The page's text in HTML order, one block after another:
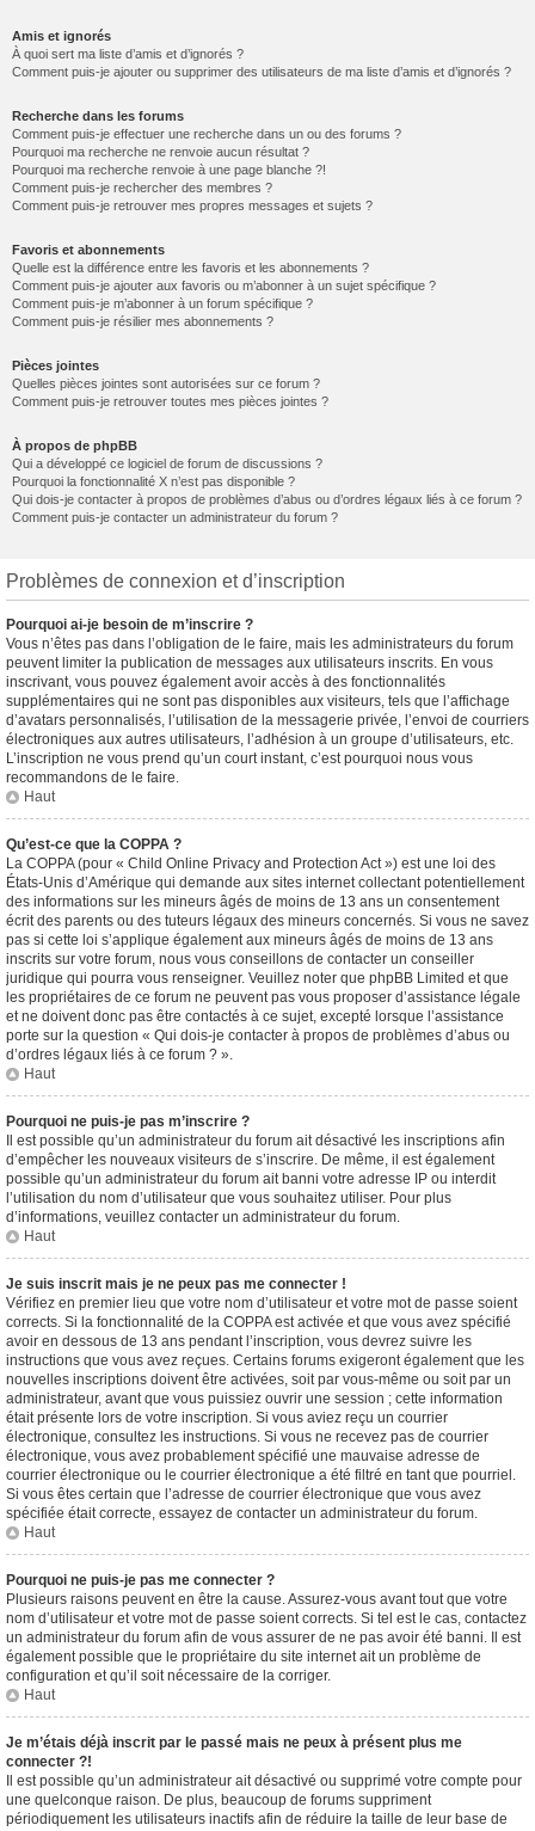
Amis et ignorés
À quoi sert ma liste d’amis et d’ignorés ?
Comment puis-je ajouter ou supprimer des utilisateurs de ma liste d’amis et d’ignorés ?
Recherche dans les forums
Comment puis-je effectuer une recherche dans un ou des forums ?
Pourquoi ma recherche ne renvoie aucun résultat ?
Pourquoi ma recherche renvoie à une page blanche ?!
Comment puis-je rechercher des membres ?
Comment puis-je retrouver mes propres messages et sujets ?
Favoris et abonnements
Quelle est la différence entre les favoris et les abonnements ?
Comment puis-je ajouter aux favoris ou m’abonner à un sujet spécifique ?
Comment puis-je m’abonner à un forum spécifique ?
Comment puis-je résilier mes abonnements ?
Pièces jointes
Quelles pièces jointes sont autorisées sur ce forum ?
Comment puis-je retrouver toutes mes pièces jointes ?
À propos de phpBB
Qui a développé ce logiciel de forum de discussions ?
Pourquoi la fonctionnalité X n’est pas disponible ?
Qui dois-je contacter à propos de problèmes d’abus ou d’ordres légaux liés à ce forum ?
Comment puis-je contacter un administrateur du forum ?
Problèmes de connexion et d’inscription
Pourquoi ai-je besoin de m’inscrire ?
Vous n’êtes pas dans l’obligation de le faire, mais les administrateurs du forum
peuvent limiter la publication de messages aux utilisateurs inscrits. En vous
inscrivant, vous pouvez également avoir accès à des fonctionnalités
supplémentaires qui ne sont pas disponibles aux visiteurs, tels que l’affichage
d’avatars personnalisés, l’utilisation de la messagerie privée, l’envoi de courriers
électroniques aux autres utilisateurs, l’adhésion à un groupe d’utilisateurs, etc.
L’inscription ne vous prend qu’un court instant, c’est pourquoi nous vous
recommandons de le faire.
Haut
Qu’est-ce que la COPPA ?
La COPPA (pour « Child Online Privacy and Protection Act ») est une loi des
États-Unis d’Amérique qui demande aux sites internet collectant potentiellement
des informations sur les mineurs âgés de moins de 13 ans un consentement
écrit des parents ou des tuteurs légaux des mineurs concernés. Si vous ne savez
pas si cette loi s’applique également aux mineurs âgés de moins de 13 ans
inscrits sur votre forum, nous vous conseillons de contacter un conseiller
juridique qui pourra vous renseigner. Veuillez noter que phpBB Limited et que
les propriétaires de ce forum ne peuvent pas vous proposer d’assistance légale
et ne doivent donc pas être contactés à ce sujet, excepté lorsque l’assistance
porte sur la question « Qui dois-je contacter à propos de problèmes d’abus ou
d’ordres légaux liés à ce forum ? ».
Haut
Pourquoi ne puis-je pas m’inscrire ?
Il est possible qu’un administrateur du forum ait désactivé les inscriptions afin
d’empêcher les nouveaux visiteurs de s’inscrire. De même, il est également
possible qu’un administrateur du forum ait banni votre adresse IP ou interdit
l’utilisation du nom d’utilisateur que vous souhaitez utiliser. Pour plus
d’informations, veuillez contacter un administrateur du forum.
Haut
Je suis inscrit mais je ne peux pas me connecter !
Vérifiez en premier lieu que votre nom d’utilisateur et votre mot de passe soient
corrects. Si la fonctionnalité de la COPPA est activée et que vous avez spécifié
avoir en dessous de 13 ans pendant l’inscription, vous devrez suivre les
instructions que vous avez reçues. Certains forums exigeront également que les
nouvelles inscriptions doivent être activées, soit par vous-même ou soit par un
administrateur, avant que vous puissiez ouvrir une session ; cette information
était présente lors de votre inscription. Si vous aviez reçu un courrier
électronique, consultez les instructions. Si vous ne recevez pas de courrier
électronique, vous avez probablement spécifié une mauvaise adresse de
courrier électronique ou le courrier électronique a été filtré en tant que pourriel.
Si vous êtes certain que l’adresse de courrier électronique que vous avez
spécifiée était correcte, essayez de contacter un administrateur du forum.
Haut
Pourquoi ne puis-je pas me connecter ?
Plusieurs raisons peuvent en être la cause. Assurez-vous avant tout que votre
nom d’utilisateur et votre mot de passe soient corrects. Si tel est le cas, contactez
un administrateur du forum afin de vous assurer de ne pas avoir été banni. Il est
également possible que le propriétaire du site internet ait un problème de
configuration et qu’il soit nécessaire de la corriger.
Haut
Je m’étais déjà inscrit par le passé mais ne peux à présent plus me
connecter ?!
Il est possible qu’un administrateur ait désactivé ou supprimé votre compte pour
une quelconque raison. De plus, beaucoup de forums suppriment
périodiquement les utilisateurs inactifs afin de réduire la taille de leur base de